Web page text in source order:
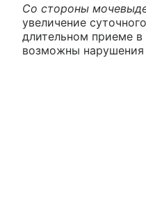
Со стороны
увеличение
длительном приеме в
возможны нарушения